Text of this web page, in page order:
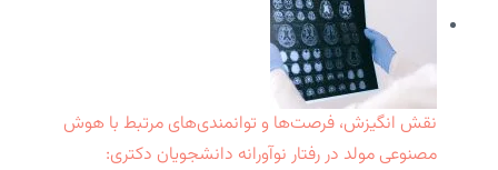
نقش انگیزش، فرصت‌ها و توانمندی‌های مرتبط با هوش
مصنوعی مولد در رفتار نوآورانه دانشجویان دکتری: